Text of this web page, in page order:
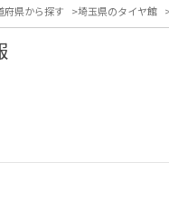
府県から探す 埼玉県のタイヤ館